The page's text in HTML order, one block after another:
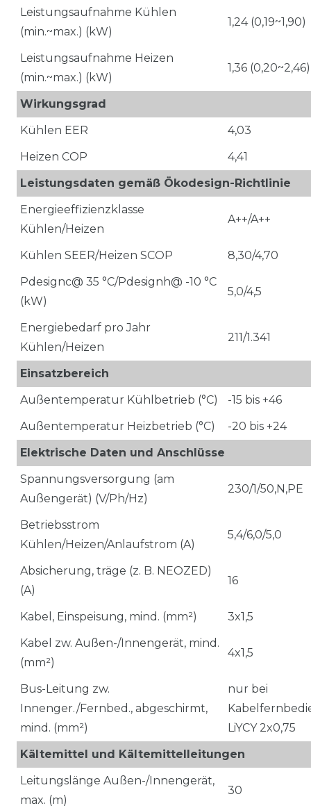
Leistungsaufnahme Kühlen
(min.~max.) (kW)
1,24 (0,19~1,90)
Leistungsaufnahme Heizen
(min.~max.) (kW)
1,36 (0,20~2,46)
Wirkungsgrad
Kühlen EER
4,03
Heizen COP
4,41
Leistungsdaten gemäß Ökodesign-Richtlinie
Energieeffizienzklasse
Kühlen/Heizen
A++/A++
Kühlen SEER/Heizen SCOP
8,30/4,70
Pdesignc@ 35 °C/Pdesignh@ -10 °C
(kW)
5,0/4,5
Energiebedarf pro Jahr
Kühlen/Heizen
211/1.341
Einsatzbereich
Außentemperatur Kühlbetrieb (°C)
-15 bis +46
Außentemperatur Heizbetrieb (°C)
-20 bis +24
Elektrische Daten und Anschlüsse
Spannungsversorgung (am
Außengerät) (V/Ph/Hz)
230/1/50,N,PE
Betriebsstrom
Kühlen/Heizen/Anlaufstrom (A)
5,4/6,0/5,0
Absicherung, träge (z. B. NEOZED)
(A)
16
Kabel, Einspeisung, mind. (mm²)
3x1,5
Kabel zw. Außen-/Innengerät, mind.
(mm²)
4x1,5
Bus-Leitung zw.
Innenger./Fernbed., abgeschirmt,
mind. (mm²)
nur bei
LiYCY 2x0,75
Kältemittel und Kältemittelleitungen
Leitungslänge Außen-/Innengerät,
max. (m)
30